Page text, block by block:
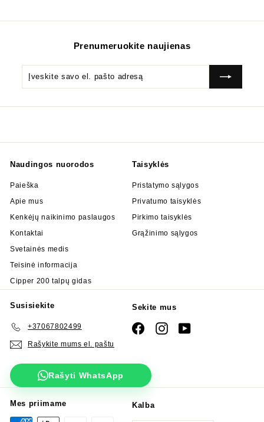
Prenumeruokite naujienas
savo
pašto
Naudingos nuorodos
Paieška
Apie mus
Kenkėjų naikinimo paslaugos
Kontaktai
Svetainės medis
Teisinė informacija
Cipper 200 talpų gidas
Taisyklės
Pristatymo sąlygos
Privatumo taisyklės
Pirkimo taisyklės
Grąžinimo sąlygos
Susisiekite
+37067802499
Rašykite mums el. paštu
Sekite mus
FacebookInstagramYouTube
Rašyti WhatsApp
Mes priimame Kalba